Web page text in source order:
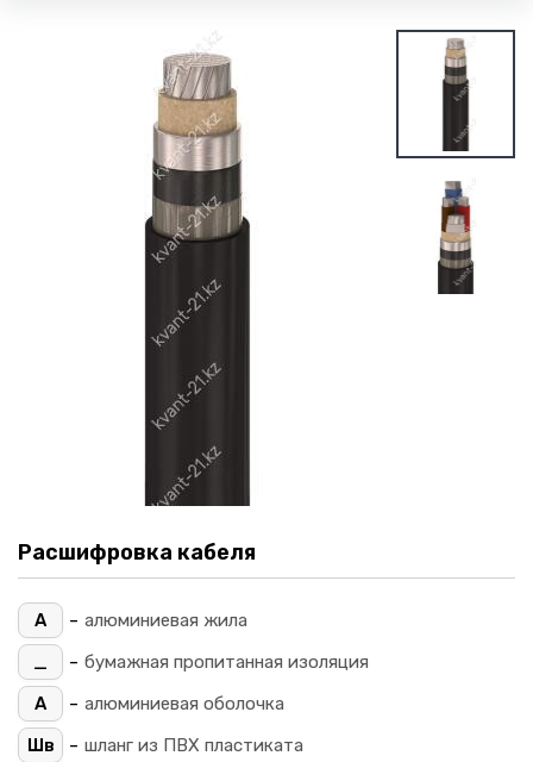
Расшифровка кабеля
А - алюминиевая жила
_
- бумажная пропитанная изоляция
А
- алюминиевая оболочка
Шв
- шланг из ПВХ пластиката